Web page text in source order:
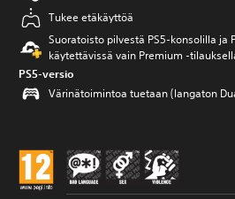
Tukee etäkäyttöä
Suoratoisto pilvestä PS5-konsolilla ja
käytettävissä vain Premium
PS5-versio
Värinätoimintoa tuetaan (langaton